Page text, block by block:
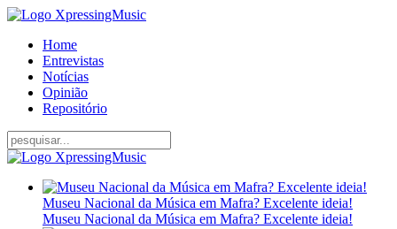
Home
Entrevistas
Notícias
Opinião
Repositório
Museu Nacional da Música em Mafra? Excelente ideia!
Museu Nacional da Música em Mafra? Excelente ideia!